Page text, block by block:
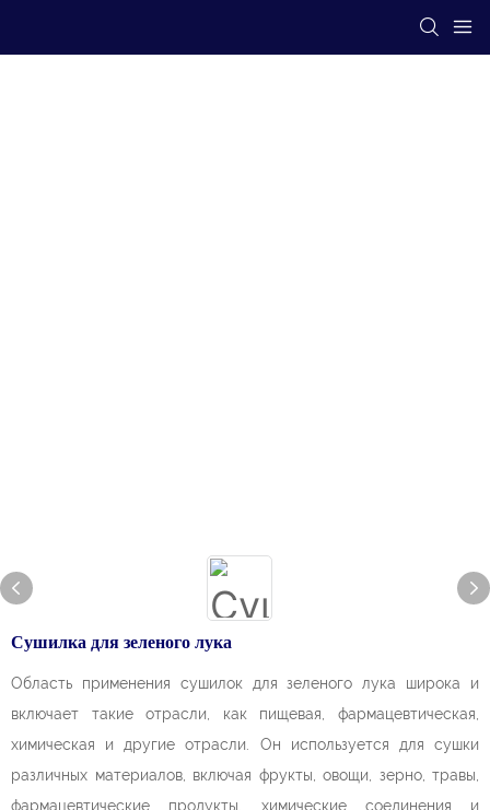
Сушилка для зеленого лука
Область применения сушилок для зеленого лука широка и
включает такие отрасли, как пищевая, фармацевтическая,
химическая и другие отрасли. Он используется для сушки
различных материалов, включая фрукты, овощи, зерно, травы,
фармацевтические продукты, химические соединения и